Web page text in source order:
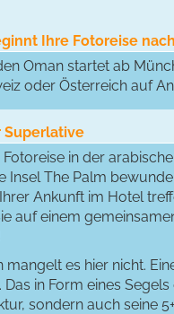
Ihre Fotoreise
Oman startet ab
oder Österreich auf
Superlative
in der
Insel The Palm
Ankunft im Hotel
auf einem
es hier nicht.
in Form eines
sondern auch seine